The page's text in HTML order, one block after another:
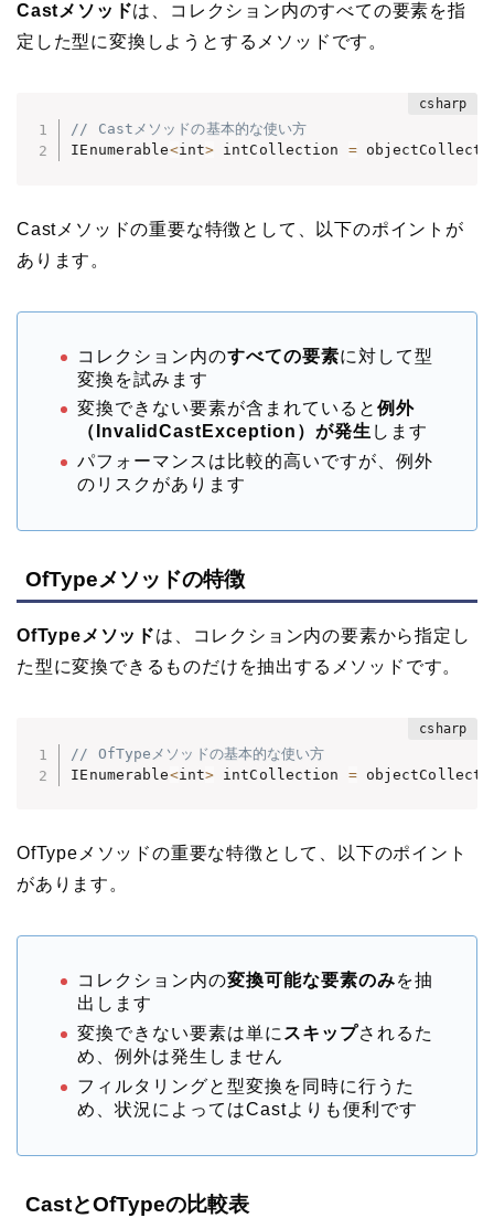
Castメソッドは、コレクション内のすべての要素を指
定した型に変換しようとするメソッドです。
// Castメソッドの基本的な使い方
IEnumerable<int> intCollection =
Castメソッドの重要な特徴として、以下のポイントが
あります。
コレクション内のすべての要素に対して型
変換を試みます
変換できない要素が含まれていると 例外
（InvalidCastException）が発生 します
パフォーマンスは比較的高いですが、例外
のリスクがあります
OfTypeメソッドの特徴
OfTypeメソッドは、コレクション内の要素から指定し
た型に変換できるものだけを抽出するメソッドです。
// OfTypeメソッドの基本的な使い方
IEnumerable<int> intCollection =
OfTypeメソッドの重要な特徴として、以下のポイント
があります。
コレクション内の変換可能な要素のみを抽
出します
変換できない要素は単に スキップされるた
め、例外は発生しません
フィルタリングと型変換を同時に行うた
め、状況によってはCastよりも便利です
CastとOfTypeの比較表